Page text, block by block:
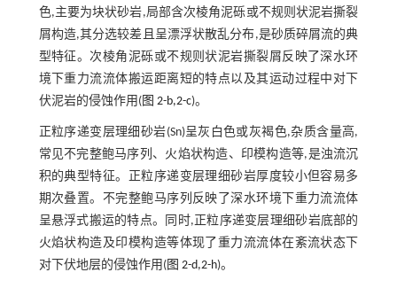
色,主要为块状砂岩,局部含次棱角泥砾或不规则状泥岩撕裂
屑构造,其分选较差且呈漂浮状散乱分布,是砂质碎屑流的典
型特征。次棱角泥砾或不规则状泥岩撕裂屑反映了深水环
境下重力流流体搬运距离短的特点以及其运动过程中对下
伏泥岩的侵蚀作用(图 2-b,2-c)。
正粒序递变层理细砂岩(Sn)呈灰白色或灰褐色,杂质含量高,
常见不完整鲍马序列、火焰状构造、印模构造等,是浊流沉
积的典型特征。正粒序递变层理细砂岩厚度较小但容易多
期次叠置。不完整鲍马序列反映了深水环境下重力流流体
呈悬浮式搬运的特点。同时,正粒序递变层理细砂岩底部的
火焰状构造及印模构造等体现了重力流流体在紊流状态下
对下伏地层的侵蚀作用(图 2-d,2-h)。